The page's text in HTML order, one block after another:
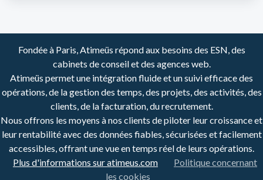
Fondée à Paris, Atimeüs répond aux besoins des ESN, des
cabinets de conseil et des agences web.
Atimeüs permet une intégration fluide et un suivi efficace des
opérations, de la gestion des temps, des projets, des activités, des
clients, de la facturation, du recrutement.
Nous offrons les moyens à nos clients de piloter leur croissance et
leur rentabilité avec des données fiables, sécurisées et facilement
accessibles, offrant une vue en temps réel de leurs opérations.
Plus d'informations sur atimeus.com
Politique concernant
les cookies